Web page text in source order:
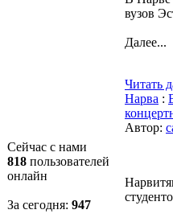
Сейчас с нами
818 пользователей
онлайн
За сегодня: 947
вузов
Далее...
Читать
Нарва :
Автор: